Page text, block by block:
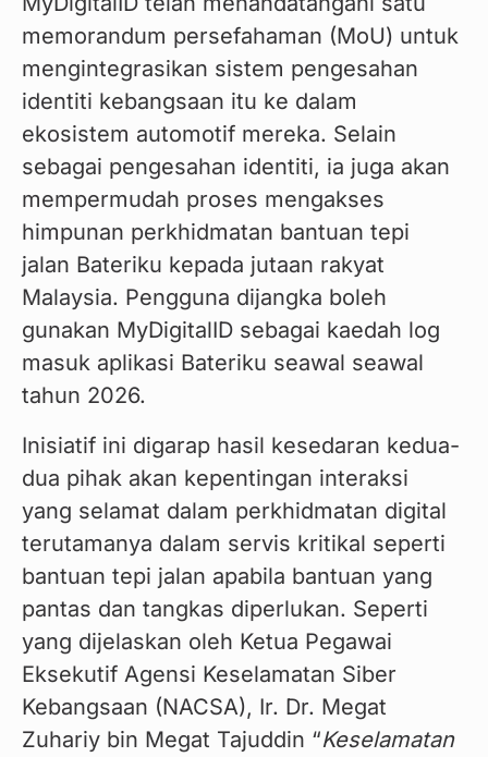
memorandum persefahaman (MoU) untuk
mengintegrasikan sistem pengesahan
identiti kebangsaan itu ke dalam
ekosistem automotif mereka. Selain
sebagai pengesahan identiti, ia juga akan
mempermudah proses mengakses
himpunan perkhidmatan bantuan tepi
jalan Bateriku kepada jutaan rakyat
Malaysia. Pengguna dijangka boleh
gunakan MyDigitalID sebagai kaedah log
masuk aplikasi Bateriku seawal seawal
tahun 2026.
Inisiatif ini digarap hasil kesedaran kedua-
dua pihak akan kepentingan interaksi
yang selamat dalam perkhidmatan digital
terutamanya dalam servis kritikal seperti
bantuan tepi jalan apabila bantuan yang
pantas dan tangkas diperlukan. Seperti
yang dijelaskan oleh Ketua Pegawai
Eksekutif Agensi Keselamatan Siber
Kebangsaan (NACSA), Ir. Dr. Megat
Zuhariy bin Megat Tajuddin “Keselamatan